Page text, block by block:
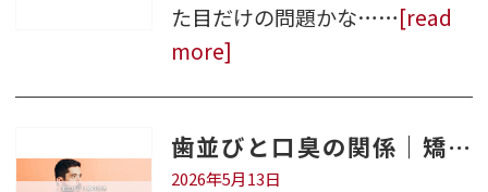
た目だけの問題かな……[read
more]
歯並びと口臭の関係｜矯正で口臭が改善できる理由を歯科医師が解説
2026年5月13日